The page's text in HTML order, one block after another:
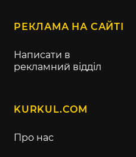
РЕКЛАМА НА САЙТІ
Написати в
рекламний відділ
KURKUL.COM
Про нас